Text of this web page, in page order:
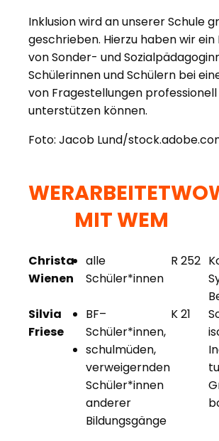
Inklusion wird an unserer Schule
geschrieben. Hierzu haben wir
von Sonder- und
Schülerinnen und Schülern bei
von Fragestellungen professionell
unterstützen können.
Foto: Jacob Lund/
WERARBEITET
MIT WEM
WO
Christa
Wienen
alle
Schüler*innen
R 252
Silvia
Friese
BF–
Schüler*innen,
schulmüden,
verweigernden
Schüler*innen
anderer
Bildungsgänge
K 21